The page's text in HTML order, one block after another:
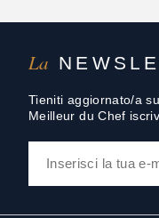
La
Tieniti aggiornato/a
Meilleur du Chef